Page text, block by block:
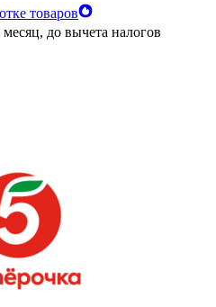
товаров
месяц, до вычета налогов